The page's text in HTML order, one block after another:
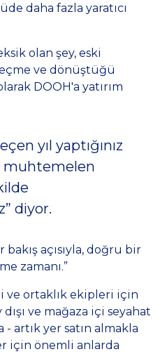
daha fazla yaratıcı
olan şey, eski
ve dönüştüğü
DOOH'a yatırım
yıl yaptığınız
muhtemelen
diyor.
bakış açısıyla, doğru bir
zamanı.”
ve ortaklık ekipleri için
dışı ve mağaza içi seyahat
artık yer satın almakla
için önemli anlarda